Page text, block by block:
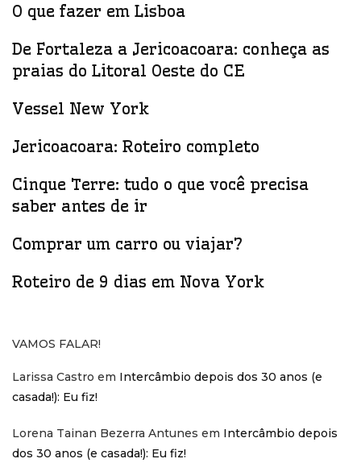
O que fazer em Lisboa
De Fortaleza a Jericoacoara: conheça as
praias do Litoral Oeste do CE
Vessel New York
Jericoacoara: Roteiro completo
Cinque Terre: tudo o que você precisa
saber antes de ir
Comprar um carro ou viajar?
Roteiro de 9 dias em Nova York
VAMOS FALAR!
Larissa Castro em Intercâmbio depois dos 30 anos (e
casada!): Eu fiz!
Lorena Tainan Bezerra Antunes em Intercâmbio depois
dos 30 anos (e casada!): Eu fiz!